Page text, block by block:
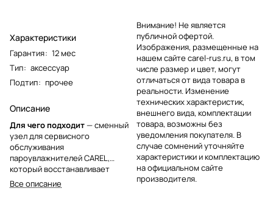
Характеристики
Гарантия: 12 мес
Тип: аксессуар
Подтип: прочее
Описание
Для чего подходит— сменный
узел для сервисного
обслуживания
пароувлажнителей CAREL,
который восстанавливает
стабильную выработку пара и
продлевает ресурс
Все описание
Внимание! Не является
публичной офертой.
Изображения, размещенные на
нашем сайте carel-rus.ru, в том
числе размер и цвет, могут
отличаться от вида товара в
реальности. Изменение
технических характеристик,
внешнего вида, комплектации
товара, возможны без
уведомления покупателя. В
случае сомнений уточняйте
характеристики и комплектацию
на официальном сайте
производителя.